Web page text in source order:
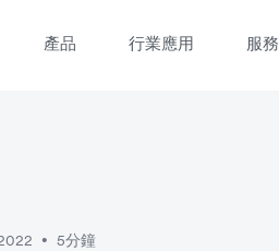
產品 行業應用 服
• 5分鐘
立即